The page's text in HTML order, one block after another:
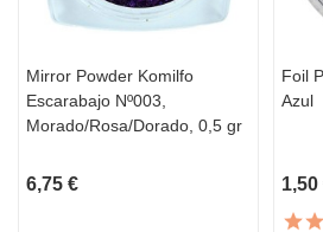
Mirror Powder Komilfo
Escarabajo Nº003,
Morado/Rosa/Dorado, 0,5 gr
6,75 €
Foil
Azul
1,50